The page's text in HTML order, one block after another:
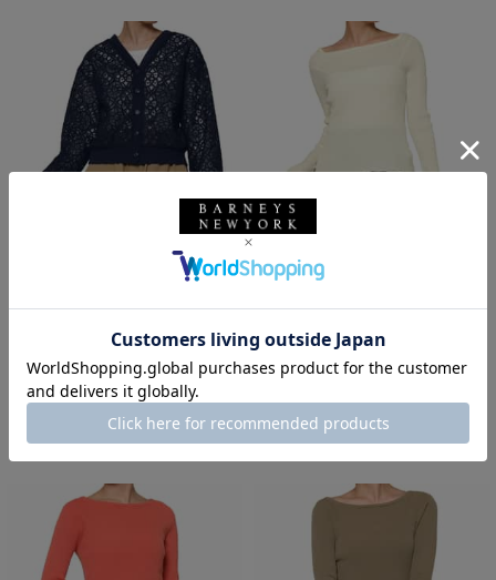
BARNEYS NEW YORK
ウォッシャブル コード刺繍2WAY
40% OFF
SALE
BARNEYS NEW YORK
ウォッシャブル コットン素材 ス
クエアネック ホールガーメントリ
ブニットプルオーバー
¥16,500